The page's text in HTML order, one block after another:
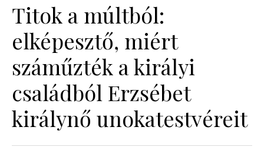
SZÉPSÉG
ÉLETMÓD
Titok a múltból:
elképesztő, miért
száműzték a királyi
családból Erzsébet
királynő unokatestvéreit